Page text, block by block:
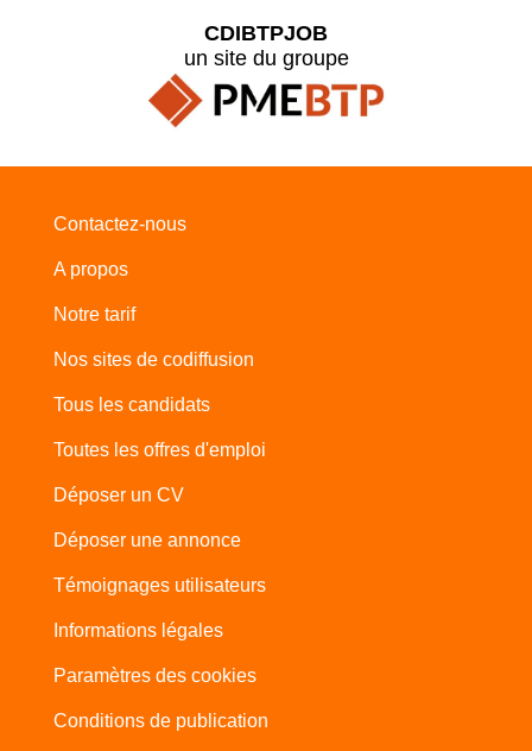
CDIBTPJOB
un site du groupe
Contactez-nous
A propos
Notre tarif
Nos sites de codiffusion
Tous les candidats
Toutes les offres d'emploi
Déposer un CV
Déposer une annonce
Témoignages utilisateurs
Informations légales
Paramètres des cookies
Conditions de publication